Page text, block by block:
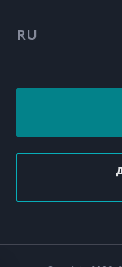
RU